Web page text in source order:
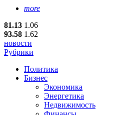
more
81.13 1.06
93.58 1.62
новости
Рубрики
Политика
Бизнес
Экономика
Энергетика
Недвижимость